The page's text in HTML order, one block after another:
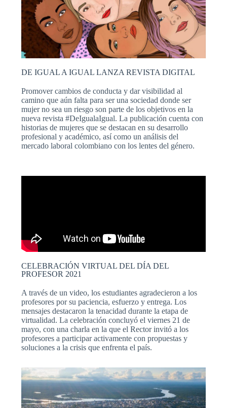
DE IGUAL A IGUAL LANZA REVISTA DIGITAL
Promover cambios de conducta y dar visibilidad al
camino que aún falta para ser una sociedad donde ser
mujer no sea un riesgo son parte de los objetivos en la
nueva revista #DeIgualaIgual. La publicación cuenta con
historias de mujeres que se destacan en su desarrollo
profesional y académico, así como un análisis del
mercado laboral colombiano con los lentes del género.
CELEBRACIÓN VIRTUAL DEL DÍA DEL
PROFESOR 2021
A través de un video, los estudiantes agradecieron a los
profesores por su paciencia, esfuerzo y entrega. Los
mensajes destacaron la tenacidad durante la etapa de
virtualidad. La celebración concluyó el viernes 21 de
mayo, con una charla en la que el Rector invitó a los
profesores a participar activamente con propuestas y
soluciones a la crisis que enfrenta el país.